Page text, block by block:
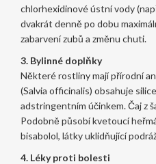
chlorhexidinové ústní vody
dvakrát denně po dobu
zabarvení zubů a změnu chuti.
3. Bylinné doplňky
Některé rostliny mají přírodní
(Salvia officinalis) obsahuje
adstringentním účinkem.Čaj z
Podobně působíkvetoucí
bisabolol, látky uklidňující
4. Léky proti bolesti